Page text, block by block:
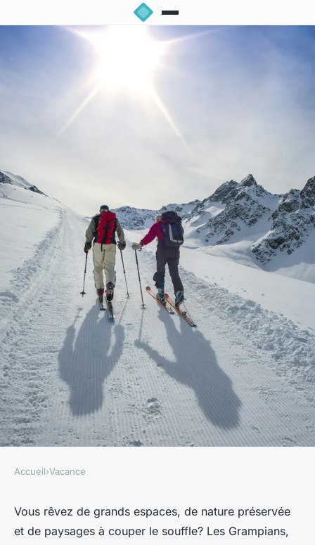
Quels sont les meilleurs
conseils pour une randonnée
Accueil›Vacance
Vous rêvez de grands espaces, de nature préservée
et de paysages à couper le souffle? Les Grampians,